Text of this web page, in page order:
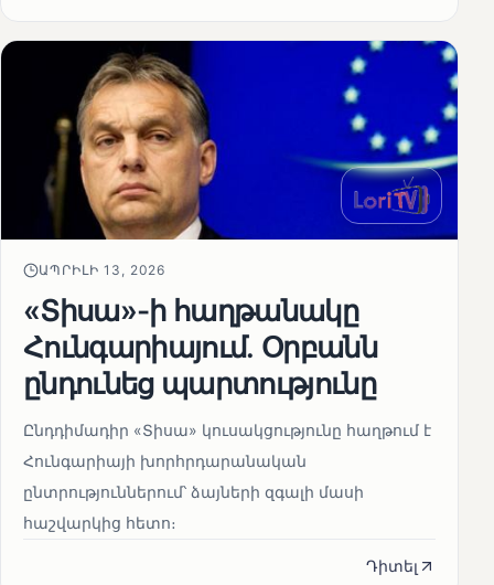
ԱՊՐԻԼԻ 13, 2026
«Տիսա»-ի հաղթանակը
Հունգարիայում․ Օրբանն
ընդունեց պարտությունը
Ընդդիմադիր «Տիսա» կուսակցությունը հաղթում է
Հունգարիայի խորհրդարանական
ընտրություններում՝ ձայների զգալի մասի
հաշվարկից հետո։
Դիտել